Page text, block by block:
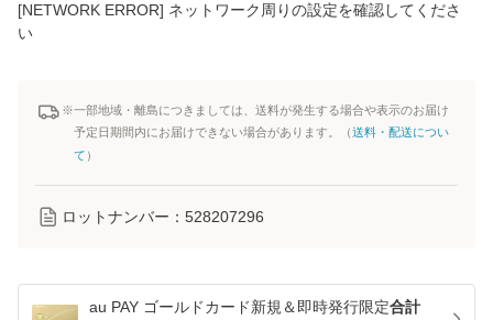
[NETWORK ERROR] ネットワーク周りの設定を確認してくださ
い
※一部地域・離島につきましては、送料が発生する場合や表示のお届け
予定日期間内にお届けできない場合があります。（送料・配送につい
て ）
ロットナンバー： 528207296
au PAY ゴールドカード新規＆即時発行限定合計